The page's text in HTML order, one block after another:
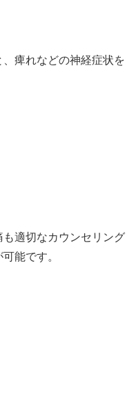
痺れなどの神経症状を
適切なカウンセリング
能です。